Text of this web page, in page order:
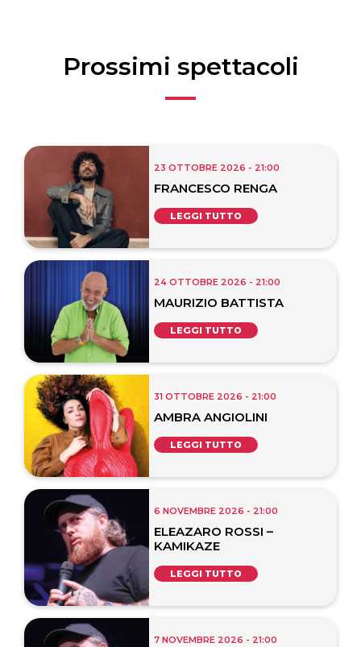
Prossimi spettacoli
23 OTTOBRE 2026 - 21:00
FRANCESCO RENGA
LEGGI TUTTO
24 OTTOBRE 2026 - 21:00
MAURIZIO BATTISTA
LEGGI TUTTO
31 OTTOBRE 2026 - 21:00
AMBRA ANGIOLINI
LEGGI TUTTO
6 NOVEMBRE 2026 - 21:00
ELEAZARO ROSSI –
KAMIKAZE
LEGGI TUTTO
7 NOVEMBRE 2026 - 21:00